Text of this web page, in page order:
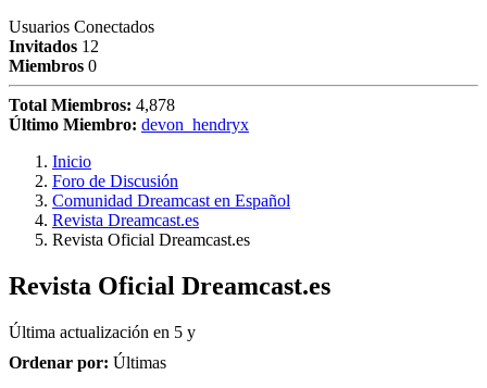
Usuarios Conectados
Invitados 12
Miembros 0
Total Miembros: 4,878
Último Miembro: devon_hendryx
Inicio
Foro de Discusión
Comunidad Dreamcast en Español
Revista Dreamcast.es
Revista Oficial Dreamcast.es
Revista Oficial Dreamcast.es
Última actualización en 5 y
Ordenar por: Últimas